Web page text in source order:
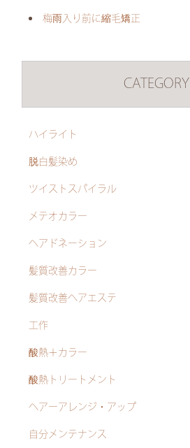
梅雨入り前に縮毛矯正
CATEGORY
ハイライト
脱白髪染め
ツイストスパイラル
メテオカラー
ヘアドネーション
髪質改善カラー
髪質改善ヘアエステ
工作
酸熱＋カラー
酸熱トリートメント
ヘアーアレンジ・アップ
自分メンテナンス